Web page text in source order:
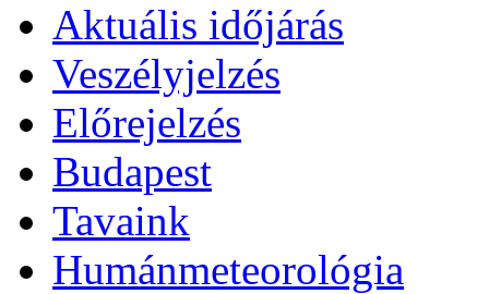
Aktuális időjárás
Veszélyjelzés
Előrejelzés
Budapest
Tavaink
Humánmeteorológia